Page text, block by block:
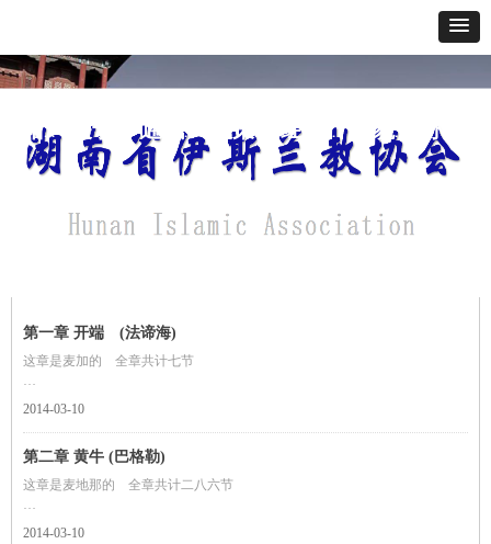
网站首页 通讯报道 政策法规 经典教义 寺貌风采
您当前所在位
古兰经译文
首页 >
第一章 开端 (法谛海)
这章是麦加的 全章共计七节
奉至仁至慈的真主之名
二、至仁至慈的主
三、报应日的主
2014-03-10
第二章 黄牛 (巴格勒)
这章是麦地那的 全章共计二八六节
奉至仁至慈的真主之名
2014-03-10